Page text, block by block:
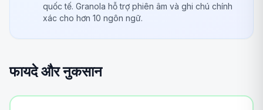
quốc tế. Granola hỗ trợ phiên âm và ghi chú chính
xác cho hơn 10 ngôn ngữ.
फायदे और नुकसान